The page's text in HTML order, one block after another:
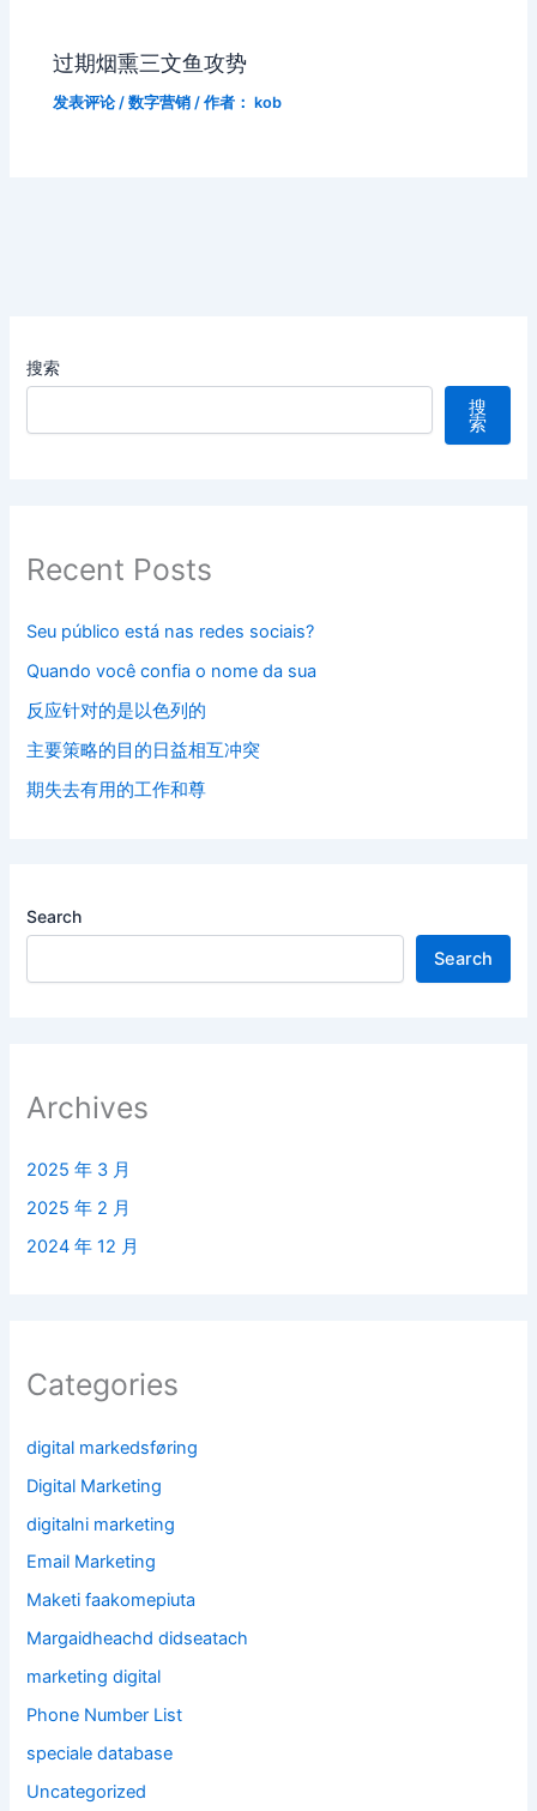
过期烟熏三文鱼攻势
发表评论 /数字营销 / 作者： kob
搜索
搜
索
Recent Posts
Seu público está nas redes sociais?
Quando você confia o nome da sua
反应针对的是以色列的
主要策略的目的日益相互冲突
期失去有用的工作和尊
Search
Search
Archives
2025 年 3 月
2025 年 2 月
2024 年 12 月
Categories
digital markedsføring
Digital Marketing
digitalni marketing
Email Marketing
Maketi faakomepiuta
Margaidheachd didseatach
marketing digital
Phone Number List
speciale database
Uncategorized